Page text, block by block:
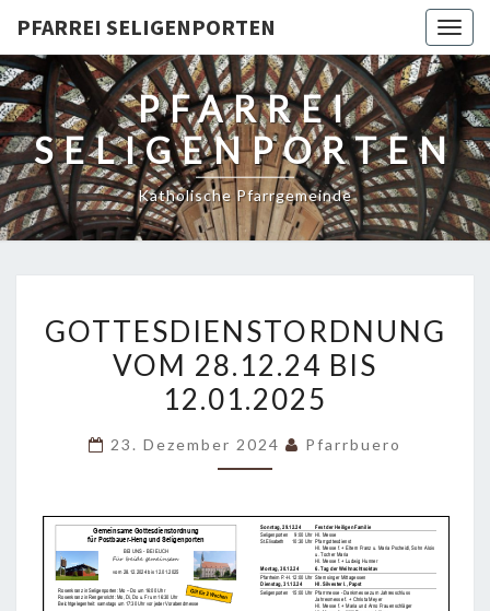
PFARREI SELIGENPORTEN
PFARREI
SELIGENPORTEN
Katholische Pfarrgemeinde
VOM
28.12.24
BIS
GOTTESDIENSTORDNUNG
VOM 28.12.24 BIS
12.01.2025
23. Dezember 2024 Pfarrbuero